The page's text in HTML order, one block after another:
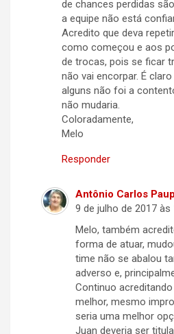
de chances perdidas
a equipe não está
Acredito que deva
como começou e aos
de trocas, pois se ficar
não vai encorpar. É
alguns não foi a
não mudaria.
Coloradamente,
Melo
Responder
Antônio Carlos
9 de julho de 2017 às
Melo, também
forma de atuar,
time não se abalou
adverso e,
Continuo
melhor, mesmo
seria uma melhor
Juan deveria ser